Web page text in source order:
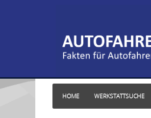
HOME WERKSTATTSUCHE